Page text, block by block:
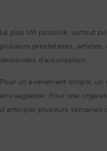
Le plus tôt possible, surtout
plusieurs prestataires,
demandes d’autorisation.
Pour un événement simple,
envisageable. Pour une
d’anticiper plusieurs semaines